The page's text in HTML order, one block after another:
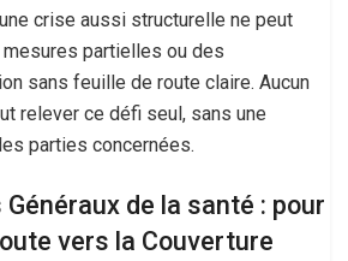
crise aussi structurelle ne peut
partielles ou des
sans feuille de route claire. Aucun
relever ce défi seul, sans une
parties concernées.
de la santé : pour
vers la Couverture